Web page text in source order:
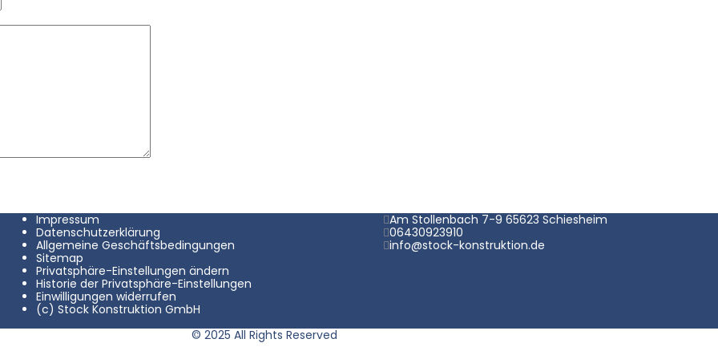
Impressum
Datenschutzerklärung
Allgemeine Geschäftsbedingungen
Sitemap
Privatsphäre-Einstellungen ändern
Historie der Privatsphäre-Einstellungen
Einwilligungen widerrufen
(c) Stock Konstruktion GmbH
Am Stollenbach 7-9 65623 Schiesheim
06430923910
info@stock-konstruktion.de
© 2025 All Rights Reserved